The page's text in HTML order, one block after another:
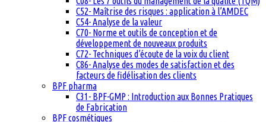
C52- Maîtrise des risques : application à l’AMDEC
C54- Analyse de la valeur
C70- Norme et outils de conception et de
développement de nouveaux produits
C72- Techniques d’écoute de la voix du client
C86- Analyse des modes de satisfaction et des
facteurs de fidélisation des clients
BPF pharma
C31- BPF-GMP : Introduction aux Bonnes Pratiques
de Fabrication
BPF cosmétiques